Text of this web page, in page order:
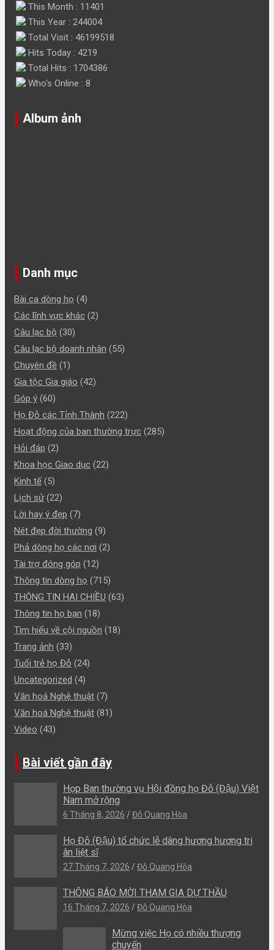
This Month : 11401
This Year : 244004
Total Visit : 46199518
Hits Today : 4219
Total Hits : 1704386
Who's Online : 8
Album ảnh
Danh mục
Bài ca dòng họ (4)
Các lĩnh vực khác (2)
Câu lạc bộ (30)
Câu lạc bộ doanh nhân (55)
Chuyên đề (1)
Gia tộc Gia giáo (42)
Góp ý (60)
Họ Đỗ các Tỉnh Thành (222)
Hoạt động của ban thường trực (285)
Hỏi đáp (2)
Khoa học Giao dục (22)
Kinh tế(5)
Lịch sử(22)
Lời hay ý đẹp (7)
Nét đẹp đời thường (9)
Phả dòng họ các nơi (2)
Tài trợ đóng góp (12)
Thông tin dòng họ (715)
THÔNG TIN HAI CHIỀU (63)
Thông tin họ bạn (18)
Tìm hiểu về cội nguồn (18)
Trang ảnh (33)
Tuổi trẻ họ Đỗ (24)
Uncategorized (4)
Văn hoá Nghệ thuật (7)
Văn hoá Nghệ thuật (81)
Video (43)
Bài viết gần đây
Họp Ban thường vụ Hội đồng họ Đỗ (Đậu) Việt
Nam mở rộng
6 Tháng 8, 2026 Đỗ Quang Hòa
Họ Đỗ (Đậu) tổ chức lễ dâng hương hương tri
ân liệt sĩ
27 Tháng 7, 2026 Đỗ Quang Hòa
THÔNG BÁO MỜI THAM GIA DỰ THẦU
16 Tháng 7, 2026 Đỗ Quang Hòa
Mừng việc Họ có nhiều thượng
chuyển